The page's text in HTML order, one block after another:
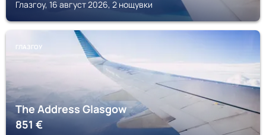
Глазгоу, 16 август 2026, 2 нощувки
ГЛАЗГОУ
The Address Glasgow
851€